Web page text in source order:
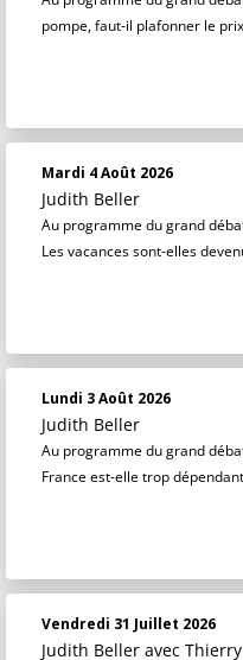
pompe, faut-il plafonner le
Mardi 4 Août 2026
Judith Beller
Au programme du grand
Les vacances sont-elles
Lundi 3 Août 2026
Judith Beller
Au programme du grand
France est-elle trop
Vendredi 31 Juillet 2026
Judith Beller avec